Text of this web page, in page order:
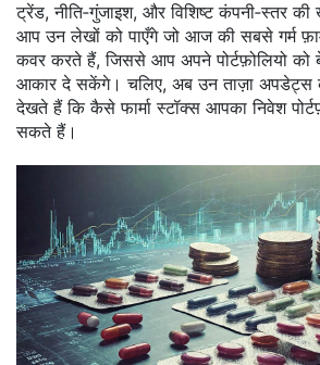
ट्रेंड, नीति‑गुंजाइश, और विशिष्ट कंपनी‑स्तर
आप उन लेखों को पाएँगे जो आज की सबसे गर्म
कवर करते हैं, जिससे आप अपने पोर्टफ़ोलियो को
आकार दे सकेंगे। चलिए, अब उन ताज़ा
देखते हैं कि कैसे फार्मा स्टॉक्स आपका निवेश
सकते हैं।